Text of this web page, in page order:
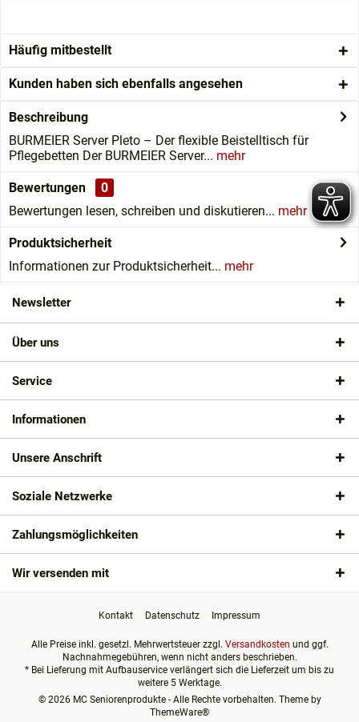
Häufig mitbestellt
Kunden haben sich ebenfalls angesehen
Beschreibung
BURMEIER Server Pleto – Der flexible Beistelltisch für
Pflegebetten Der BURMEIER Server... mehr
Bewertungen
0
Bewertungen lesen, schreiben und diskutieren... mehr
Produktsicherheit
Informationen zur Produktsicherheit... mehr
Newsletter
Über uns
Service
Informationen
Unsere Anschrift
Soziale Netzwerke
Zahlungsmöglichkeiten
Wir versenden mit
Kontakt Datenschutz Impressum
Alle Preise inkl. gesetzl. Mehrwertsteuer zzgl. Versandkosten und ggf.
Nachnahmegebühren, wenn nicht anders beschrieben.
* Bei Lieferung mit Aufbauservice verlängert sich die Lieferzeit um bis zu
weitere 5 Werktage.
© 2026 MC Seniorenprodukte - Alle Rechte vorbehalten. Theme by
ThemeWare®